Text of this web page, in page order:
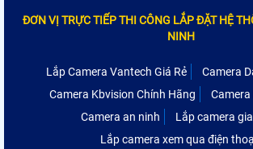
ĐƠN VỊ TRỰC TIẾP THI CÔNG LẮP ĐẶT HỆ
NINH
Lắp Camera Vantech Giá Rẻ
Camera
Camera Kbvision Chính Hãng
Camera
Camera an ninh
Lắp camera
Lắp camera xem qua điện